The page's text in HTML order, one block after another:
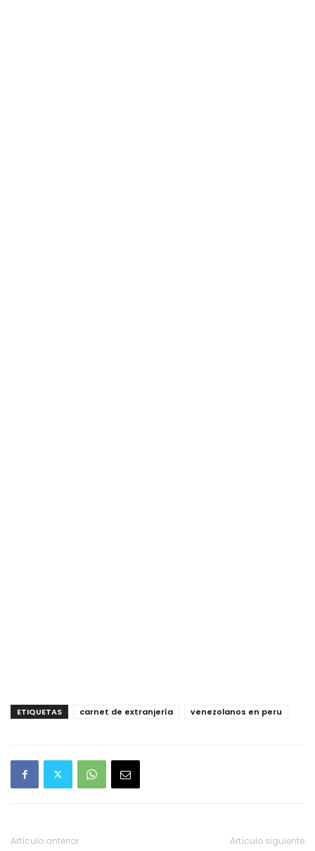
ETIQUETAS carnet de extranjería venezolanos en peru
Artículo anterior Artículo siguiente